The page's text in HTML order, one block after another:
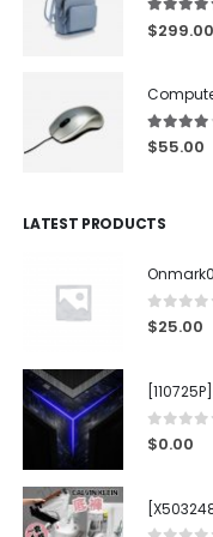
5.00
$299.00
4.00
$55.00
LATEST PRODUCTS
0out
$25.00
0out
$0.00